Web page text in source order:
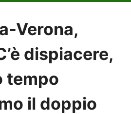
Verona,
dispiacere,
tempo
il doppio